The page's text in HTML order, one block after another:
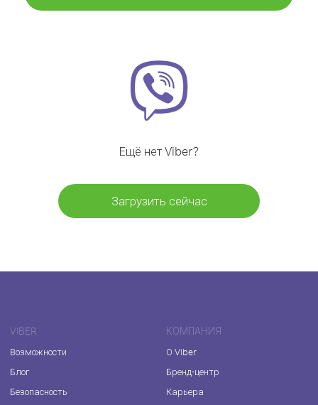
Ещё нет Viber?
Загрузить сейчас
VIBER
Возможности
Блог
Безопасность
КОМПАНИЯ
О Viber
Бренд-центр
Карьера